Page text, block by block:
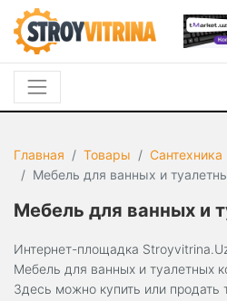
Главная Товары
Сантехника
Мебель для ванных и
Мебель для ванных и
Интернет-площадка
Мебель для ванных и туалетных
Здесь можно купить или